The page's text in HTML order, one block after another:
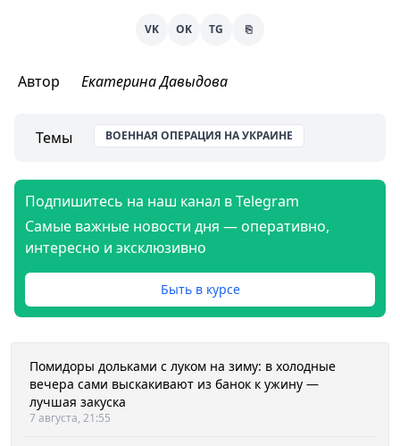
VK OK TG ⎘
Автор Екатерина Давыдова
Темы ВОЕННАЯ ОПЕРАЦИЯ НА УКРАИНЕ
Подпишитесь на наш канал в Telegram
Самые важные новости дня — оперативно,
интересно и эксклюзивно
Быть в курсе
Помидоры дольками с луком на зиму: в холодные
вечера сами выскакивают из банок к ужину —
лучшая закуска
7 августа, 21:55